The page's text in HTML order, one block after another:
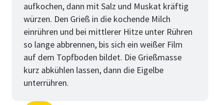
aufkochen, dann mit Salz und Muskat kräftig
würzen. Den Grieß in die kochende Milch
einrühren und bei mittlerer Hitze unter Rühren
so lange abbrennen, bis sich ein weißer Film
auf dem Topfboden bildet. Die Grießmasse
kurz abkühlen lassen, dann die Eigelbe
unterrühren.